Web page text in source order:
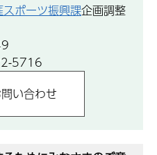
ポーツ振興課企画調整
5716